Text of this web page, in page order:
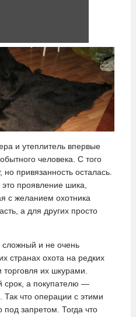
и утеплитель впервые
человека. С того
привязанность осталась.
проявление шика,
с желанием охотника
а для других просто
и не очень
странах охота на редких
их шкурами.
срок, а покупателю —
что операции с этими
запретом. Тогда что